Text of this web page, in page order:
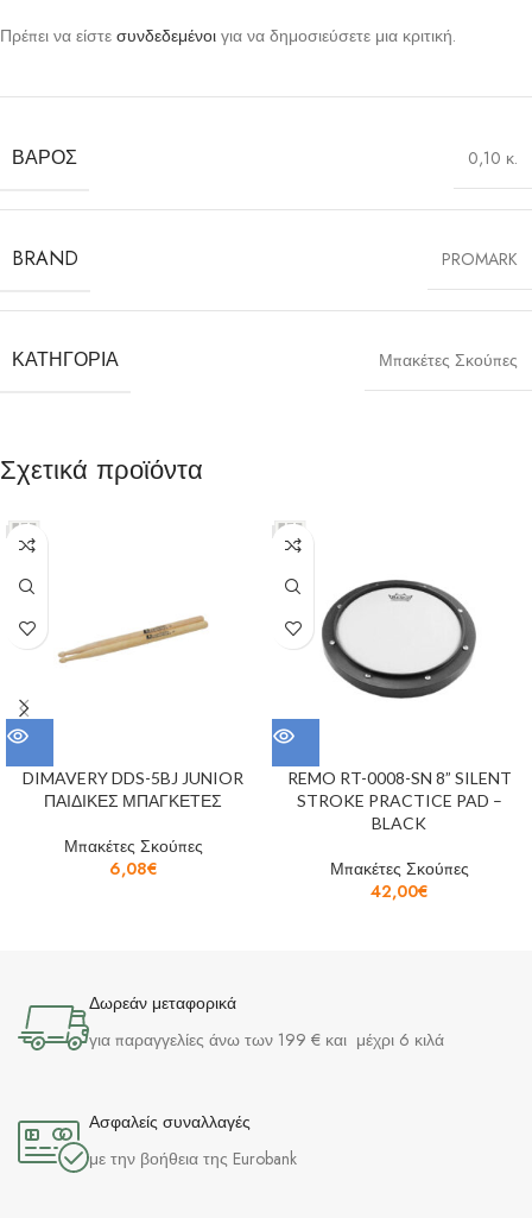
Πρέπει να είστε συνδεδεμένοι για να δημοσιεύσετε μια κριτική.
ΒΆΡΟΣ 0,10 κ.
BRAND PROMARK
ΚΑΤΗΓΟΡΊΑ Μπακέτες Σκούπες
Σχετικά προϊόντα
DIMAVERY DDS-5BJ JUNIOR
ΠΑΙΔΙΚΕΣ ΜΠΑΓΚΕΤΕΣ
Μπακέτες Σκούπες
6,08€
REMO RT-0008-SN 8” SILENT
STROKE PRACTICE PAD –
BLACK
Μπακέτες Σκούπες
42,00€
Δωρεάν μεταφορικά
για παραγγελίες άνω των 199 € και μέχρι 6 κιλά
Ασφαλείς συναλλαγές
με την βοήθεια της Eurobank